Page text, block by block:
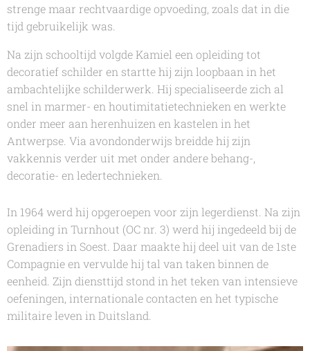
strenge maar rechtvaardige opvoeding, zoals dat in die
tijd gebruikelijk was.
Na zijn schooltijd volgde Kamiel een opleiding tot
decoratief schilder en startte hij zijn loopbaan in het
ambachtelijke schilderwerk. Hij specialiseerde zich al
snel in marmer- en houtimitatietechnieken en werkte
onder meer aan herenhuizen en kastelen in het
Antwerpse. Via avondonderwijs breidde hij zijn
vakkennis verder uit met onder andere behang-,
decoratie- en ledertechnieken.
In 1964 werd hij opgeroepen voor zijn legerdienst. Na zijn
opleiding in Turnhout (OC nr. 3) werd hij ingedeeld bij de
Grenadiers in Soest. Daar maakte hij deel uit van de 1ste
Compagnie en vervulde hij tal van taken binnen de
eenheid. Zijn diensttijd stond in het teken van intensieve
oefeningen, internationale contacten en het typische
militaire leven in Duitsland.